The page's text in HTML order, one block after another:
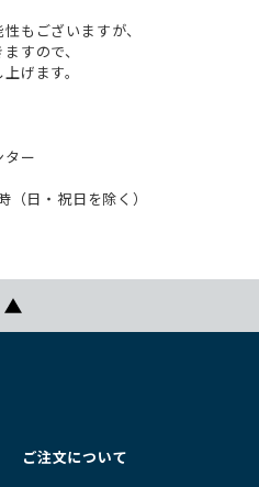
もございますが、
すので、
げます。
ー
日・祝日を除く）
ご注文について